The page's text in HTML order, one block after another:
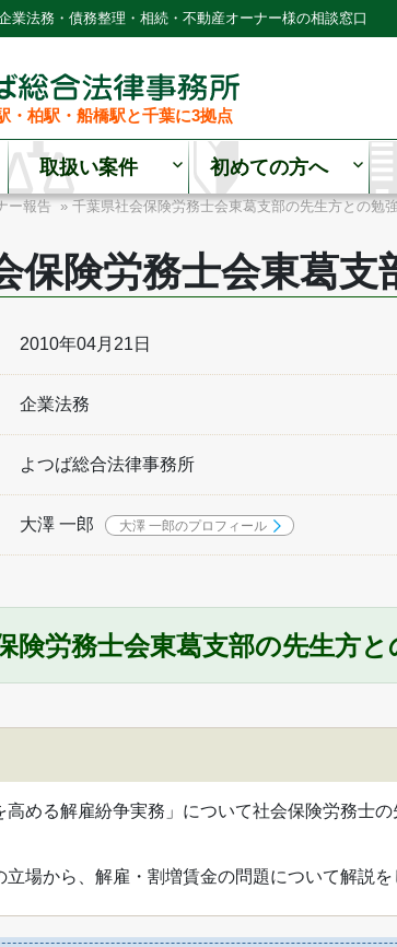
業法務・債務整理・相続・不動産オーナー様の相談窓口
・柏駅・船橋駅と千葉に3拠点
取扱い案件 初めての方へ
ー報告 » 千葉県社会保険労務士会東葛支部の先生方との勉
保険労務士会東葛
2010年04月21日
企業法務
よつば総合法律事務所
大澤 一郎 大澤 一郎のプロフィール
険労務士会東葛支部の先生方と
高める解雇紛争実務」について社会保険労務士
場から、解雇・割増賃金の問題について解説を